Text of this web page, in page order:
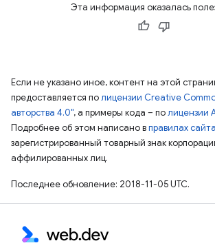
Эта информация оказалась
Если не указано иное, контент на этой
предоставляется полицензии Creative
авторства 4.0", а примеры кода – полицензии
Подробнее об этом написано вправилах сайта
зарегистрированный товарный знак
аффилированных лиц.
Последнее обновление: 2018-11-05 UTC.